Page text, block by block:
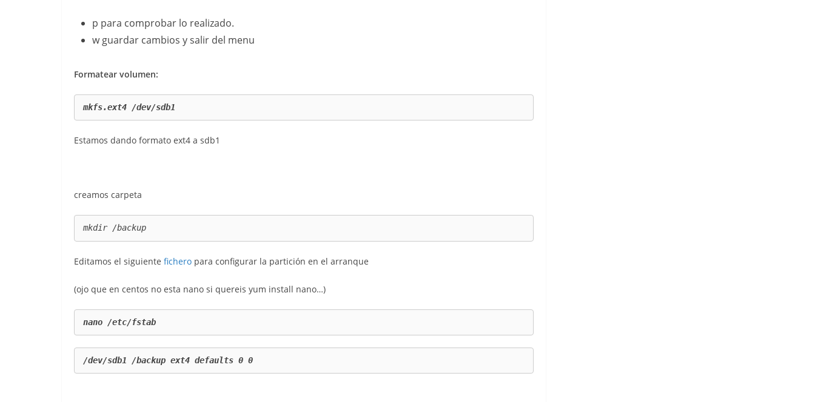
p para comprobar lo realizado.
w guardar cambios y salir del menu
Formatear volumen:
mkfs.ext4 /dev/sdb1
Estamos dando formato ext4 a sdb1
creamos carpeta
mkdir /backup
Editamos el siguiente fichero para configurar la partición en el arranque
(ojo que en centos no esta nano si quereis yum install nano…)
nano /etc/fstab
/dev/sdb1 /backup ext4 defaults 0 0